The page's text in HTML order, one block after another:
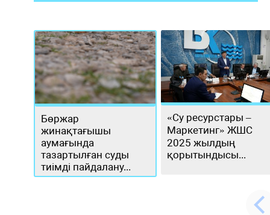
Бөржар
жинақтағышы
аумағында
тазартылған суды
тиімді пайдалану...
«Су ресурстары –
Маркетинг» ЖШС
2025 жылдың
қорытындысы...